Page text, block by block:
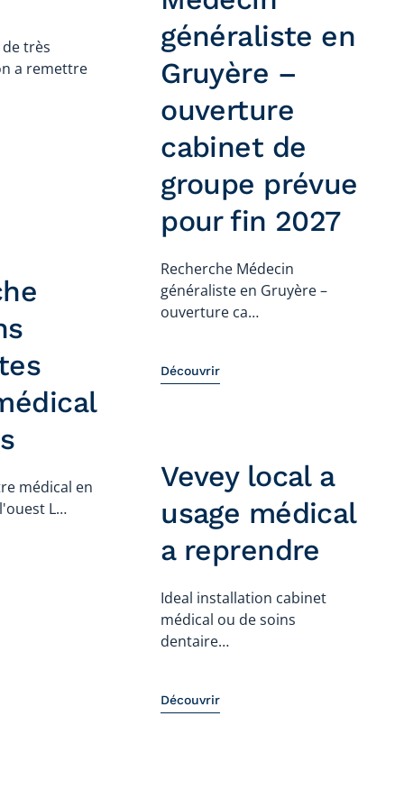
très
a remettre
généraliste en
Gruyère –
ouverture
cabinet de
groupe prévue
pour fin 2027
Recherche Médecin
généraliste en Gruyère –
ouverture ca…
Découvrir
médical en
L…
Vevey local a
usage médical
a reprendre
Ideal installation cabinet
médical ou de soins
dentaire…
Découvrir